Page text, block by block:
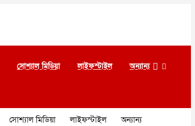
সোশ্যাল মিডিয়া লাইফস্টাইল অন্যান্য
সোশ্যাল মিডিয়া লাইফস্টাইল অন্যান্য